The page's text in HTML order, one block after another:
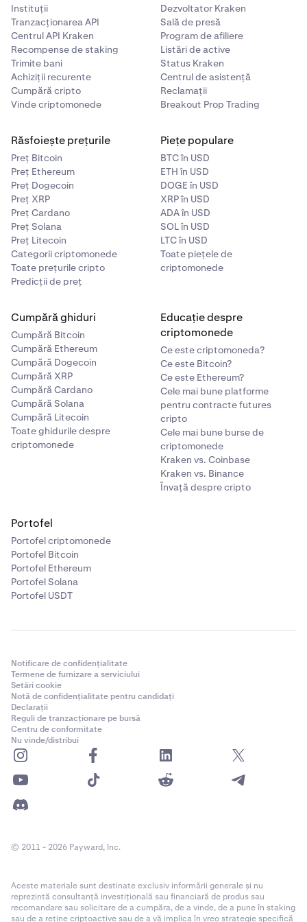
Instituții
Tranzacționarea API
Centrul API Kraken
Recompense de staking
Trimite bani
Achiziții recurente
Cumpără cripto
Vinde criptomonede
Dezvoltator Kraken
Sală de presă
Program de afiliere
Listări de active
Status Kraken
Centrul de asistență
Reclamații
Breakout Prop Trading
Răsfoiește prețurile
Preț Bitcoin
Preț Ethereum
Preț Dogecoin
Preț XRP
Preț Cardano
Preț Solana
Preț Litecoin
Categorii criptomonede
Toate prețurile cripto
Predicții de preț
Piețe populare
BTC în USD
ETH în USD
DOGE în USD
XRP în USD
ADA în USD
SOL în USD
LTC în USD
Toate piețele de
criptomonede
Cumpără ghiduri
Cumpără Bitcoin
Cumpără Ethereum
Cumpără Dogecoin
Cumpără XRP
Cumpără Cardano
Cumpără Solana
Cumpără Litecoin
Toate ghidurile despre
criptomonede
Educație despre
criptomonede
Ce este criptomoneda?
Ce este Bitcoin?
Ce este Ethereum?
Cele mai bune platforme
pentru contracte futures
cripto
Cele mai bune burse de
criptomonede
Kraken vs. Coinbase
Kraken vs. Binance
Învață despre cripto
Portofel
Portofel criptomonede
Portofel Bitcoin
Portofel Ethereum
Portofel Solana
Portofel USDT
Notificare de confidențialitate
Termene de furnizare a serviciului
Setări cookie
Notă de confidențialitate pentru candidați
Declarații
Reguli de tranzacționare pe bursă
Centru de conformitate
Nu vinde/distribui
© 2011 - 2026 Payward, Inc.
Aceste materiale sunt destinate exclusiv informării generale și nu
reprezintă consultanță investițională sau financiară de produs sau
recomandare sau solicitare de a cumpăra, de a vinde, de a pune în staking
sau de a reține criptoactive sau de a vă implica în vreo strategie specifică